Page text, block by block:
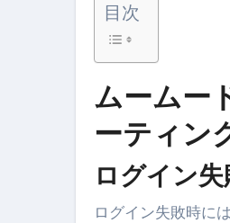
アー
【ひ
セラ
目次
ムームー
ーティン
ログイン
ログイン失敗時に